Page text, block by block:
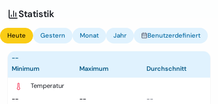
Statistik
Heute Gestern Monat Jahr Benutzerdefiniert
--
Minimum
Maximum Durchschnitt
Temperatur
--
-- --